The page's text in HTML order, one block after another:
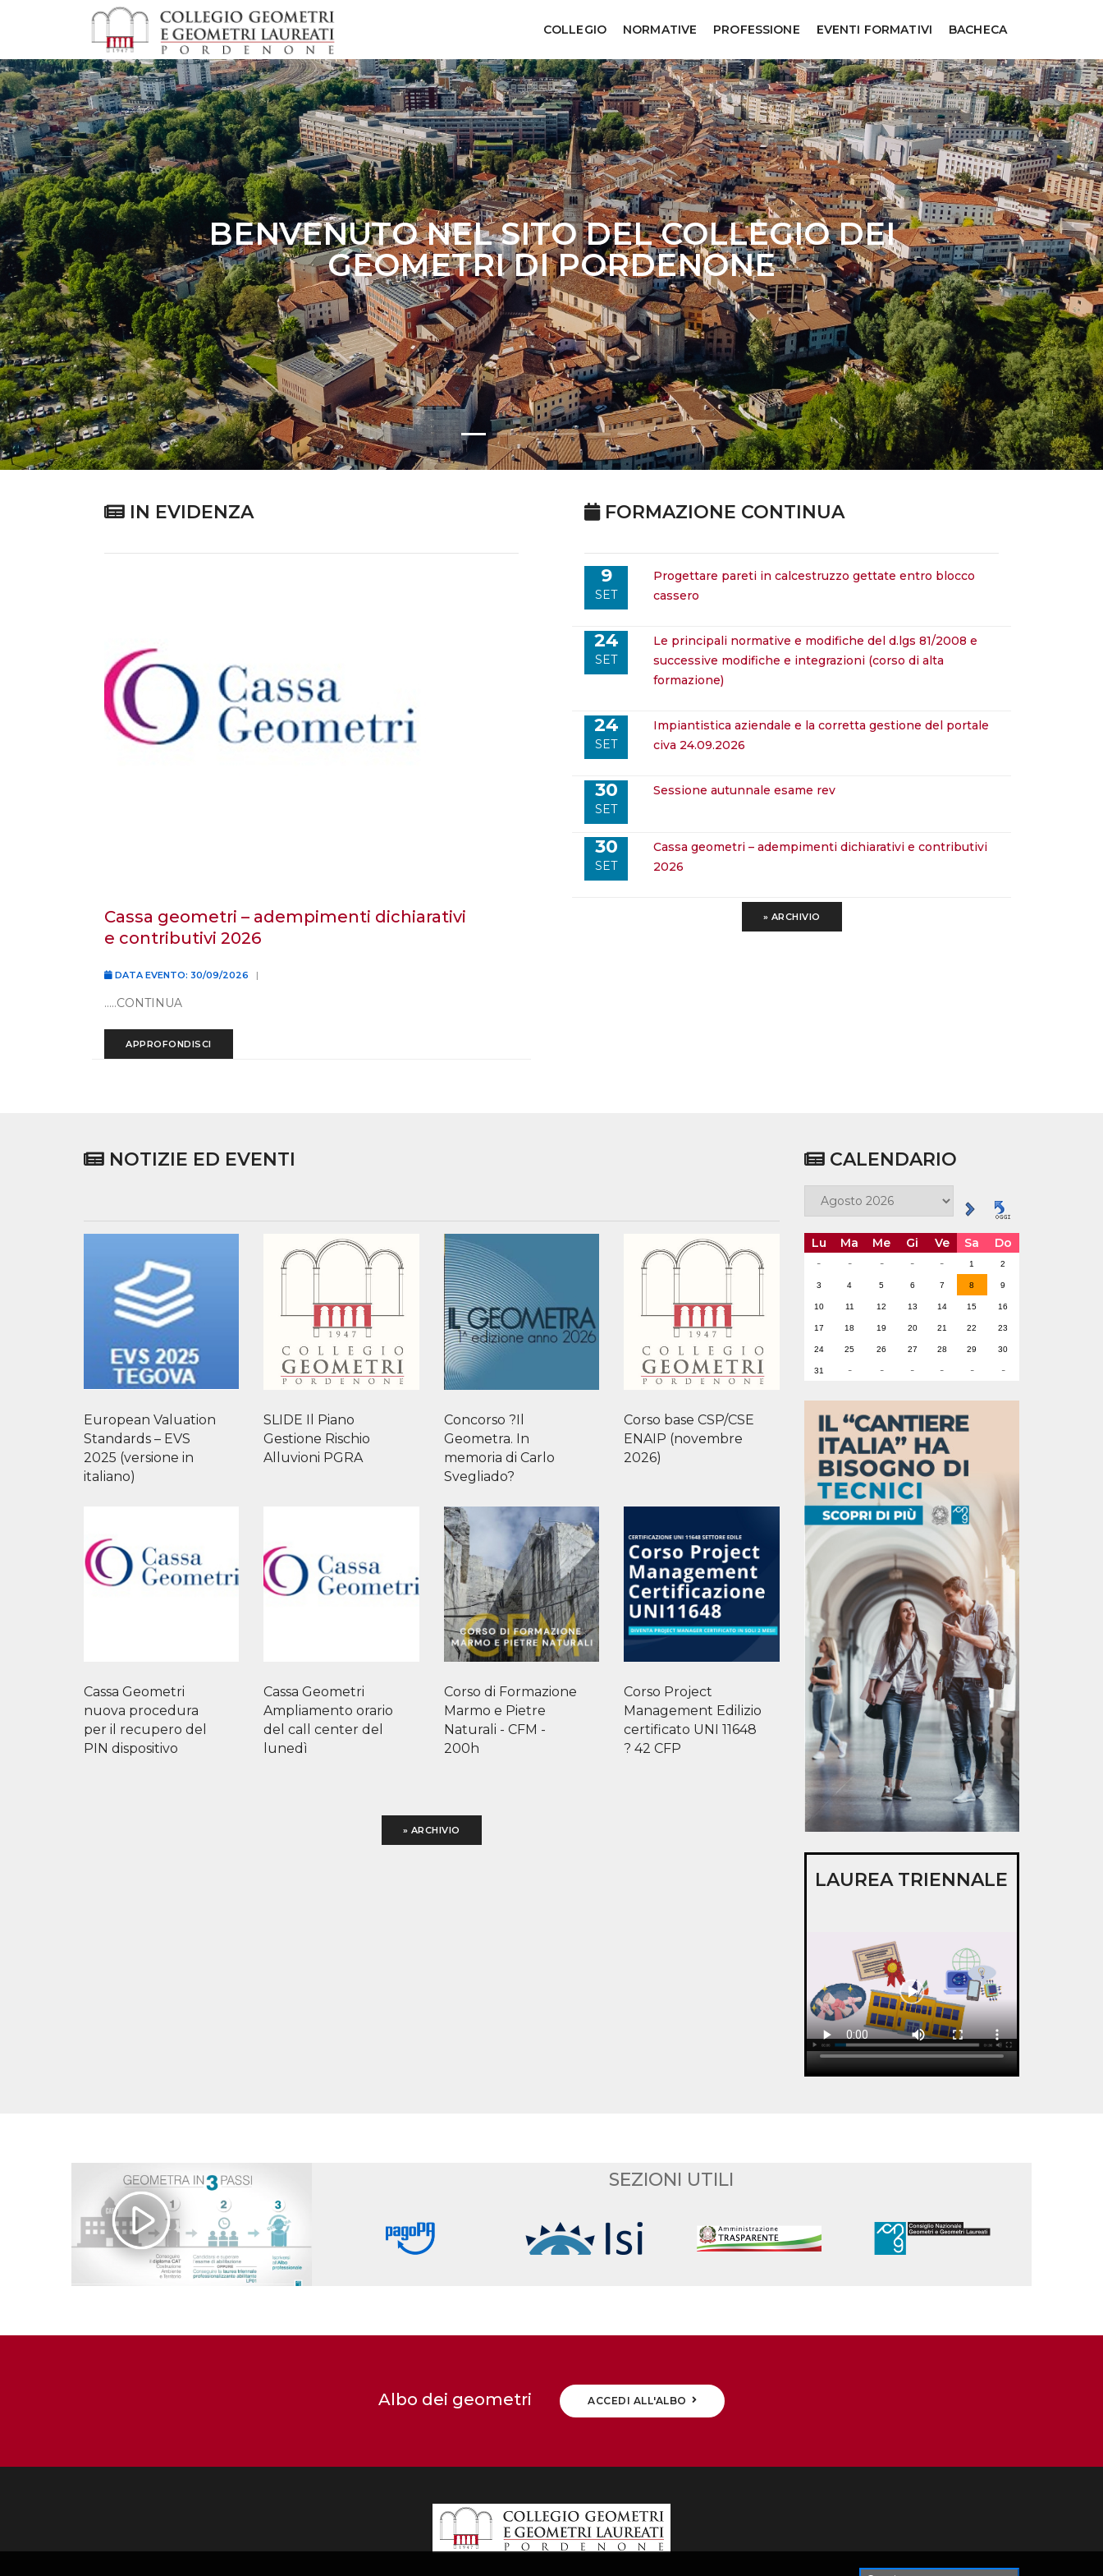
COLLEGIO NORMATIVE PROFESSIONE EVENTI FORMATIVI BACHECA
IN EVIDENZA
cassa geometri – adempimenti dichiarativi
e contributivi 2026
DATA EVENTO: 30/09/2026 |
.....CONTINUA
APPROFONDISCI
FORMAZIONE CONTINUA
9
SET
progettare pareti in calcestruzzo gettate entro blocco
cassero
24
SET
le principali normative e modifiche del d.lgs 81/2008 e
successive modifiche e integrazioni (corso di alta
formazione)
24
SET
impiantistica aziendale e la corretta gestione del portale
civa 24.09.2026
30
SET
sessione autunnale esame rev
30
SET
cassa geometri – adempimenti dichiarativi e contributivi
2026
» ARCHIVIO
NOTIZIE ED EVENTI
European Valuation
Standards – EVS
2025 (versione in
italiano)
SLIDE Il Piano
Gestione Rischio
Alluvioni PGRA
Concorso ?Il
Geometra. In
memoria di Carlo
Svegliado?
Corso base CSP/CSE
ENAIP (novembre
2026)
Cassa Geometri
nuova procedura
per il recupero del
PIN dispositivo
Cassa Geometri
Ampliamento orario
del call center del
lunedì
Corso di Formazione
Marmo e Pietre
Naturali - CFM -
200h
Corso Project
Management Edilizio
certificato UNI 11648
? 42 CFP
» ARCHIVIO
CALENDARIO
Lu Ma Me Gi Ve Sa
Do
-
- - - - 1 2
3 4 5 6 7 8 9
10 11 12 13 14 15 16
17 18 19 20 21 22 23
24 25 26 27 28 29 30
31 - - - - - -
LAUREA TRIENNALE
SEZIONI UTILI
Albo dei geometri ACCEDI ALL'ALBO